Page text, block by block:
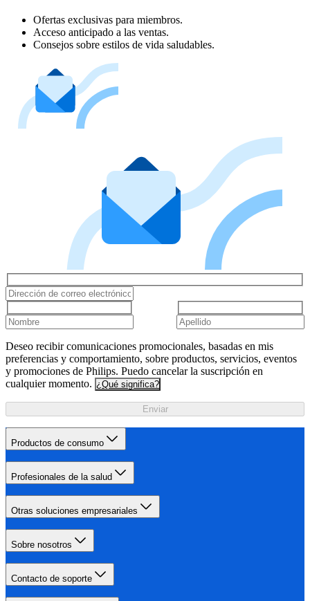
Ofertas exclusivas para miembros.
Acceso anticipado a las ventas.
Consejos sobre estilos de vida saludables.
Deseo recibir comunicaciones promocionales, basadas en mis
preferencias y comportamiento, sobre productos, servicios, eventos
y promociones de Philips. Puedo cancelar la suscripción en
cualquier momento. ¿Qué significa?
Enviar
Productos de consumo
Profesionales de la salud
Otras soluciones empresariales
Sobre nosotros
Contacto de soporte